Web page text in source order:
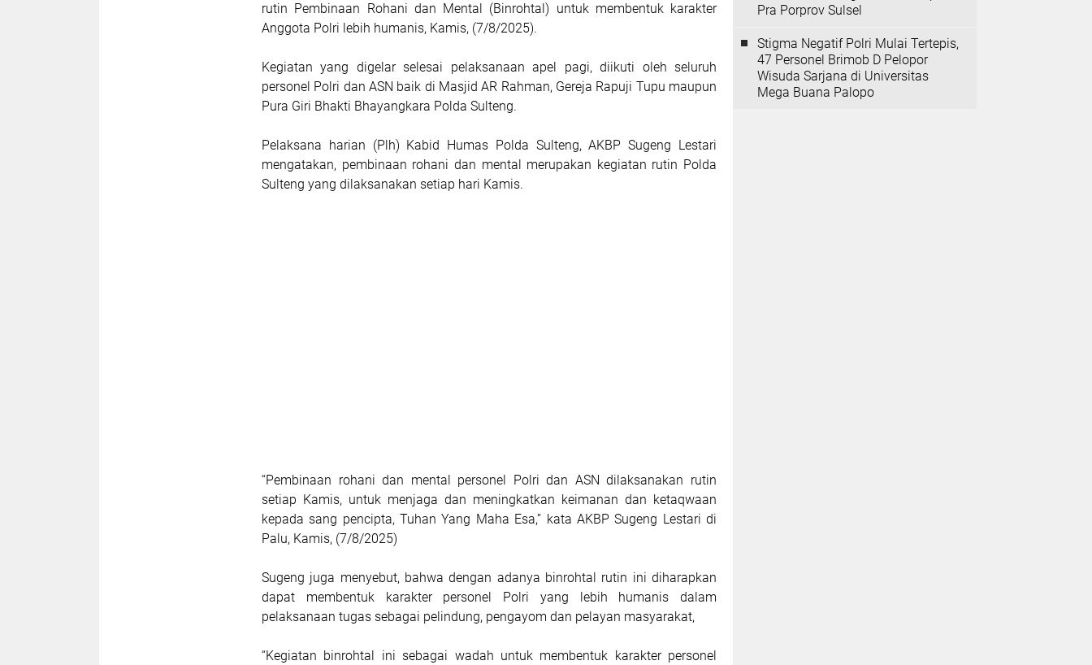
rutin Pembinaan Rohani dan Mental (Binrohtal) untuk membentuk karakter
Anggota Polri lebih humanis, Kamis, (7/8/2025).
Kegiatan yang digelar selesai pelaksanaan apel pagi, diikuti oleh seluruh
personel Polri dan ASN baik di Masjid AR Rahman, Gereja Rapuji Tupu maupun
Pura Giri Bhakti Bhayangkara Polda Sulteng.
Pelaksana harian (Plh) Kabid Humas Polda Sulteng, AKBP Sugeng Lestari
mengatakan, pembinaan rohani dan mental merupakan kegiatan rutin Polda
Sulteng yang dilaksanakan setiap hari Kamis.
“Pembinaan rohani dan mental personel Polri dan ASN dilaksanakan rutin
setiap Kamis, untuk menjaga dan meningkatkan keimanan dan ketaqwaan
kepada sang pencipta, Tuhan Yang Maha Esa,” kata AKBP Sugeng Lestari di
Palu, Kamis, (7/8/2025)
Sugeng juga menyebut, bahwa dengan adanya binrohtal rutin ini diharapkan
dapat membentuk karakter personel Polri yang lebih humanis dalam
pelaksanaan tugas sebagai pelindung, pengayom dan pelayan masyarakat,
“Kegiatan binrohtal ini sebagai wadah untuk membentuk karakter personel
Pra Porprov Sulsel
Stigma Negatif Polri Mulai Tertepis,
47 Personel Brimob D Pelopor
Wisuda Sarjana di Universitas
Mega Buana Palopo